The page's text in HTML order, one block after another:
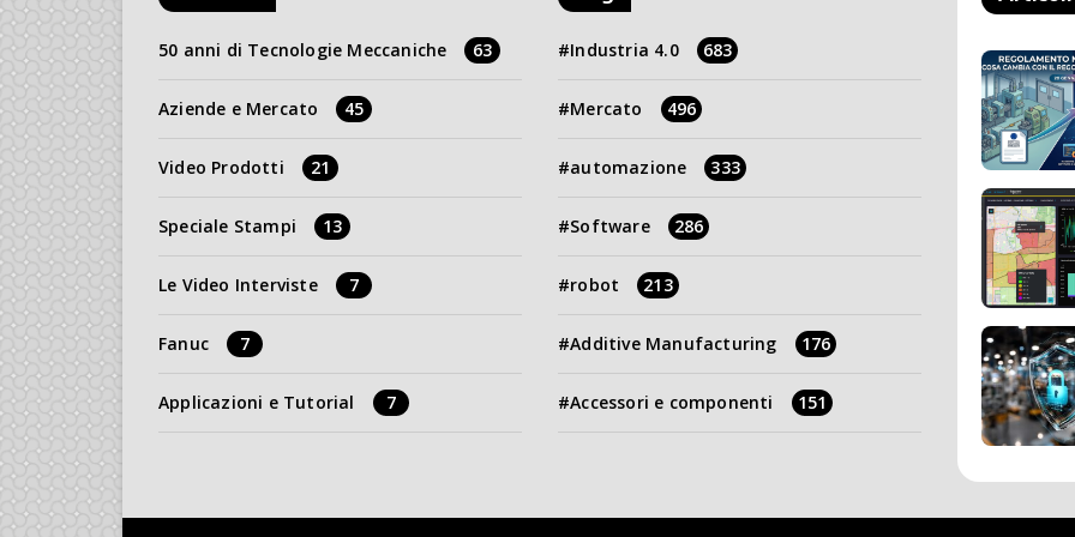
50 anni di Tecnologie Meccaniche 63
Aziende e Mercato 45
Video Prodotti 21
Speciale Stampi 13
Le Video Interviste 7
Fanuc 7
Applicazioni e Tutorial 7
Industria 4.0 683
Mercato 496
automazione 333
Software 286
robot 213
Additive Manufacturing 176
Accessori e componenti 151